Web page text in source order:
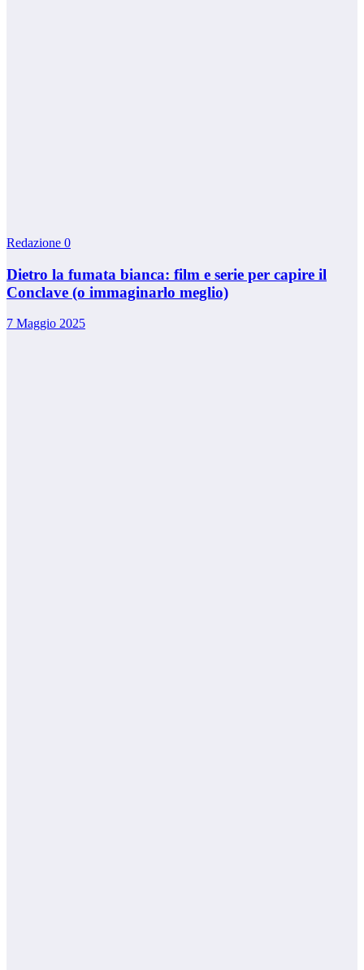
Redazione 0
Dietro la fumata bianca: film e serie per capire il
Conclave (o immaginarlo meglio)
7 Maggio 2025